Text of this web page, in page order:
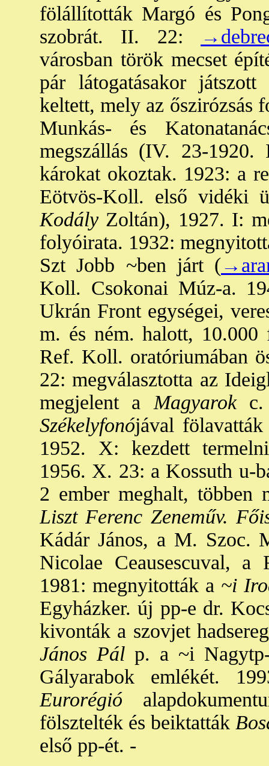
fölállították Margó és
szobrát. II. 22:
városban török mecset
pár látogatásakor
keltett, mely az
Munkás- és
megszállás (IV. 23-
károkat okoztak. 1923: a
Eötvös-Koll. első vidéki
Kodály Zoltán), 1927. I:
folyóirata. 1932:
Szt Jobb ~ben járt (
Koll. Csokonai Múz-a.
Ukrán Front egységei,
m. és ném. halott,
Ref. Koll. oratóriumában
22: megválasztotta az
megjelent a Magyarokc.
Székelyfonójával fölavatták
1952. X: kezdett
1956. X. 23: a Kossuth u-
2 ember meghalt, többen
Liszt Ferenc Zeneműv.
Kádár János, a M. Szoc.
Nicolae Ceausescuval,
1981: megnyitották a ~i
Egyházker. új pp-e dr.
kivonták a szovjet
János Pál p. a ~i
Gályarabok emlékét.
Eurorégió
fölsztelték és beiktatták
első pp-ét. -